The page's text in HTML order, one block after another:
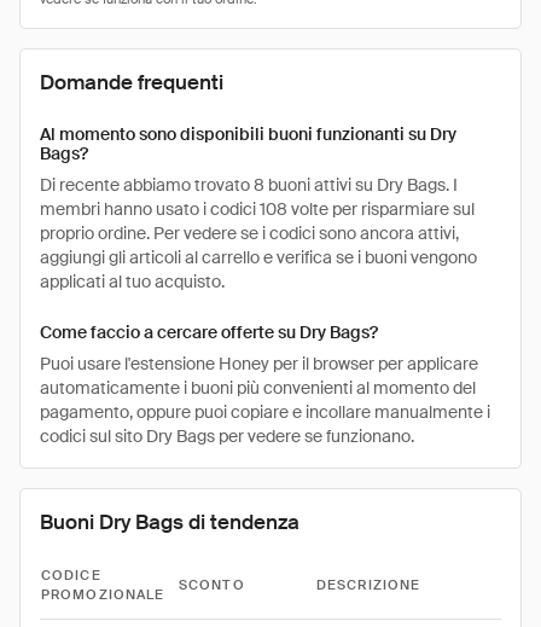
Domande frequenti
Al momento sono disponibili buoni funzionanti su Dry
Bags?
Di recente abbiamo trovato 8 buoni attivi su Dry Bags. I
membri hanno usato i codici 108 volte per risparmiare sul
proprio ordine. Per vedere se i codici sono ancora attivi,
aggiungi gli articoli al carrello e verifica se i buoni vengono
applicati al tuo acquisto.
Come faccio a cercare offerte su Dry Bags?
Puoi usare l'estensione Honey per il browser per applicare
automaticamente i buoni più convenienti al momento del
pagamento, oppure puoi copiare e incollare manualmente i
codici sul sito Dry Bags per vedere se funzionano.
Buoni Dry Bags di tendenza
CODICE
PROMOZIONALE
SCONTO DESCRIZIONE